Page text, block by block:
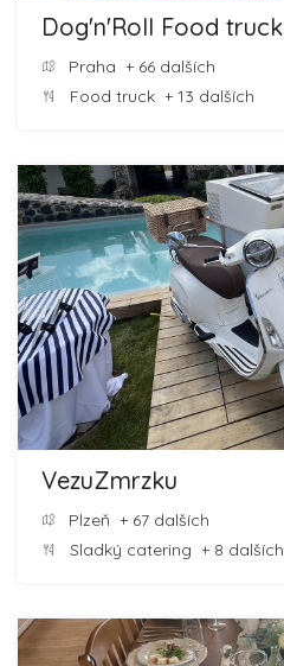
Dog'n'Roll Food truck
Praha + 66 dalších
Food truck + 13 dalších
VezuZmrzku
Plzeň + 67 dalších
Sladký catering + 8 dalších